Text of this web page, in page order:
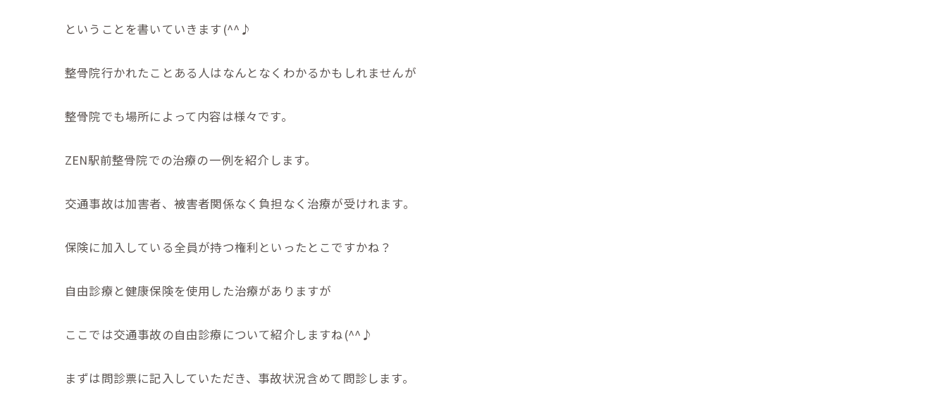
ということを書いていきます(^^♪
整骨院行かれたことある人はなんとなくわかるかもしれませんが
整骨院でも場所によって内容は様々です。
ZEN駅前整骨院での治療の一例を紹介します。
交通事故は加害者、被害者関係なく負担なく治療が受けれます。
保険に加入している全員が持つ権利といったとこですかね？
自由診療と健康保険を使用した治療がありますが
ここでは交通事故の自由診療について紹介しますね(^^♪
まずは問診票に記入していただき、事故状況含めて問診します。